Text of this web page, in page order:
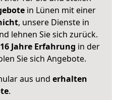
in Lünen mit einer
, unsere Dienste in
lehnen Sie sich zurück.
Jahre Erfahrung in der
Sie sich Angebote.
aus und erhalten
.